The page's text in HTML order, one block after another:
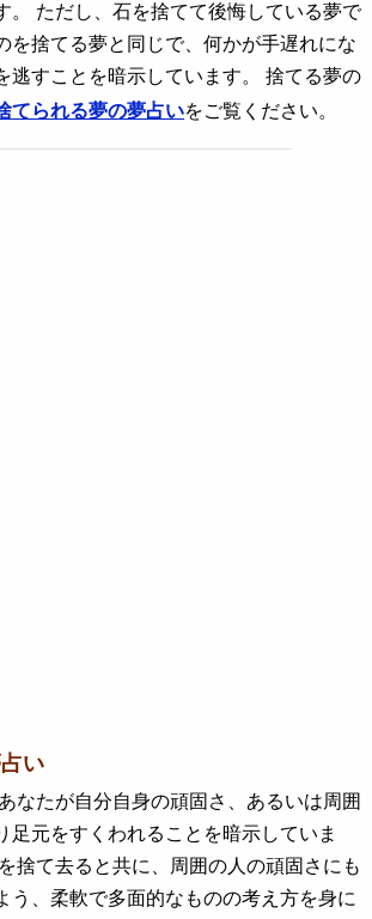
。 ただし、石を捨てて後悔している夢で
を捨てる夢と同じで、何かが手遅れにな
逃すことを暗示しています。 捨てる夢の
てられる夢の夢占いをご覧ください。
い
たが自分自身の頑固さ、あるいは周囲
足元をすくわれることを暗示していま
捨て去ると共に、周囲の人の頑固さにも
う、柔軟で多面的なものの考え方を身に